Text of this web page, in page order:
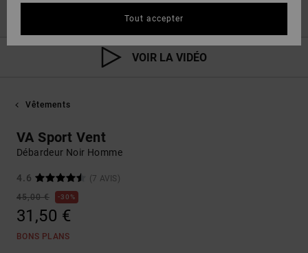
VOIR LA VIDÉO
Vêtements
VA Sport Vent
Débardeur Noir Homme
4.6
(7 AVIS)
45,00 €
30%
31,50 €
BONS PLANS
Tout accepter